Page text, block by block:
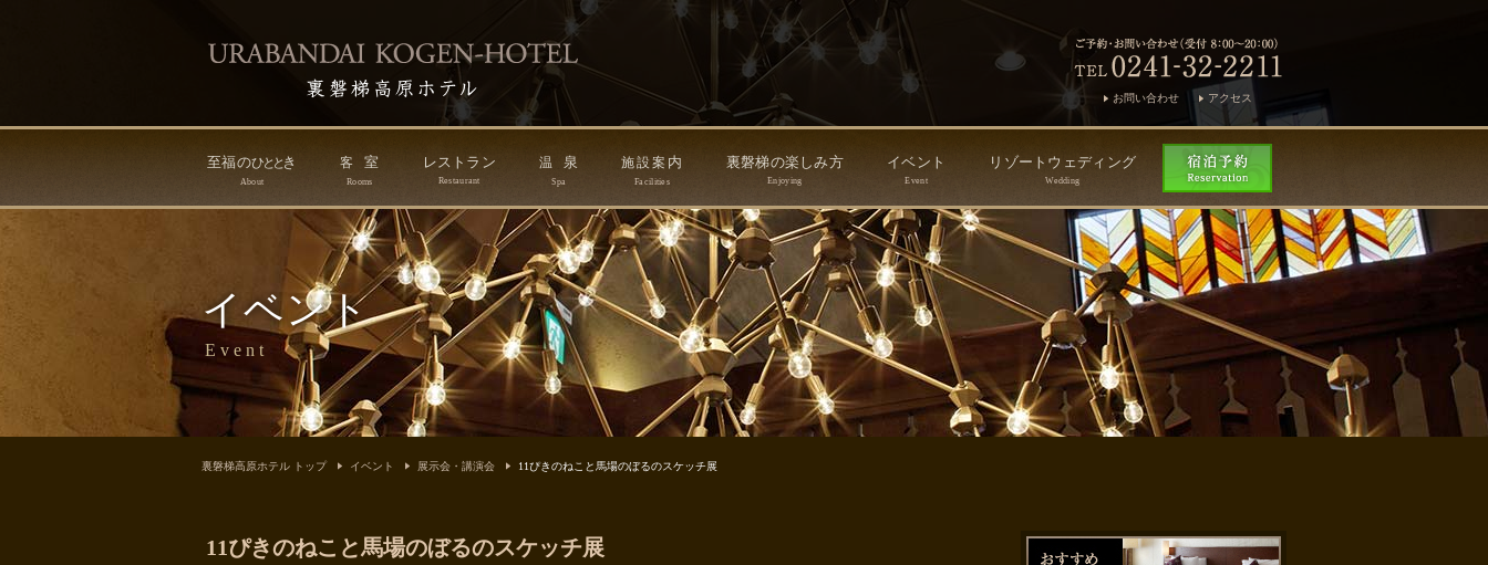
イベント
Event
お問い合わせ アクセス
至福のひととき
About
客室
Rooms
レストラン
Restaurant
温 泉
Spa
施設案 内
Facilities
裏磐梯の楽しみ方
Enjoying
イベント
Event
リゾートウェディング
Wedding
裏磐梯高原ホテル トップ イベント 展示会・講演会 11ぴきのねこと馬場のぼるのスケッチ展
11ぴきのねこと馬場のぼるのスケッチ展